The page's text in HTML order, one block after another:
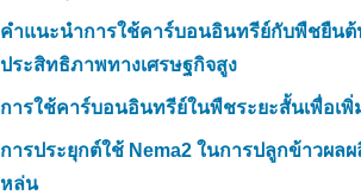
คำแนะนำการใช้คาร์บอนอินทรีย์กับพืชยืนต้
ประสิทธิภาพทางเศรษฐกิจสูง
การใช้คาร์บอนอินทรีย์ในพืชระยะสั้นเพื่อเพิ่
การประยุกต์ใช้ Nema2 ในการปลูกข้าวผล
หล่น